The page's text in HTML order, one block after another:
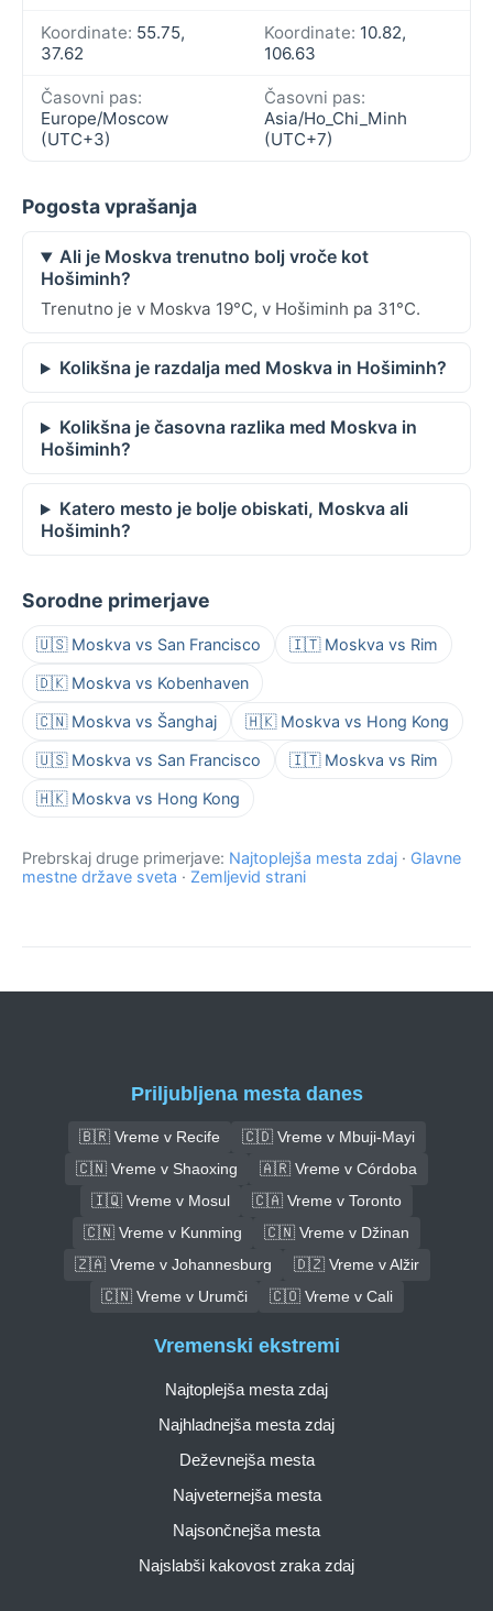
Koordinate: 55.75,
37.62
Koordinate: 10.82,
106.63
Časovni pas:
Europe/Moscow
(UTC+3)
Časovni pas:
Asia/Ho_Chi_Minh
(UTC+7)
Pogosta vprašanja
Ali je Moskva trenutno bolj vroče kot
Hošiminh?
Trenutno je v Moskva 19°C, v Hošiminh pa 31°C.
Kolikšna je razdalja med Moskva in Hošiminh?
Kolikšna je časovna razlika med Moskva in
Hošiminh?
Katero mesto je bolje obiskati, Moskva ali
Hošiminh?
Sorodne primerjave
🇺🇸 Moskva vs San Francisco 🇮🇹 Moskva vs Rim
🇩🇰 Moskva vs Kobenhaven
🇨🇳 Moskva vs Šanghaj 🇭🇰 Moskva vs Hong Kong
🇺🇸 Moskva vs San Francisco 🇮🇹 Moskva vs Rim
🇭🇰 Moskva vs Hong Kong
Prebrskaj druge primerjave: Najtoplejša mesta zdaj · Glavne
mestne države sveta · Zemljevid strani
Priljubljena mesta danes
🇧🇷 Vreme v Recife
🇨🇩 Vreme v Mbuji-Mayi
🇨🇳 Vreme v Shaoxing
🇦🇷 Vreme v Córdoba
🇮🇶 Vreme v Mosul
🇨🇦 Vreme v Toronto
🇨🇳 Vreme v Kunming
🇨🇳 Vreme v Džinan
🇿🇦 Vreme v Johannesburg
🇩🇿 Vreme v Alžir
🇨🇳 Vreme v Urumči
🇨🇴 Vreme v Cali
Vremenski ekstremi
Najtoplejša mesta zdaj
Najhladnejša mesta zdaj
Deževnejša mesta
Najveternejša mesta
Najsončnejša mesta
Najslabši kakovost zraka zdaj